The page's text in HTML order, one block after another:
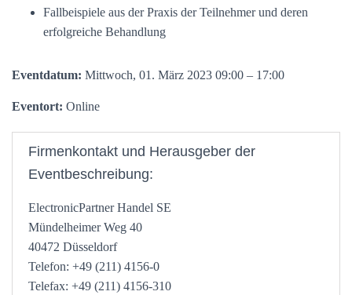
Fallbeispiele aus der Praxis der Teilnehmer und deren
erfolgreiche Behandlung
Eventdatum: Mittwoch, 01. März 2023 09:00 – 17:00
Eventort: Online
Firmenkontakt und Herausgeber der
Eventbeschreibung:
ElectronicPartner Handel SE
Mündelheimer Weg 40
40472 Düsseldorf
Telefon: +49 (211) 4156-0
Telefax: +49 (211) 4156-310